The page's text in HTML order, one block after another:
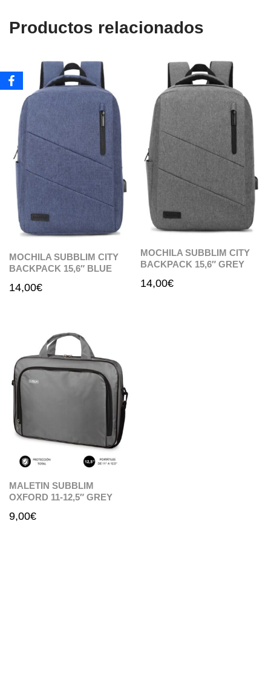
Productos relacionados
MOCHILA SUBBLIM CITY
BACKPACK 15,6″ BLUE
14,00€
MOCHILA SUBBLIM CITY
BACKPACK 15,6″ GREY
14,00€
MALETIN SUBBLIM
OXFORD 11-12,5″ GREY
9,00€